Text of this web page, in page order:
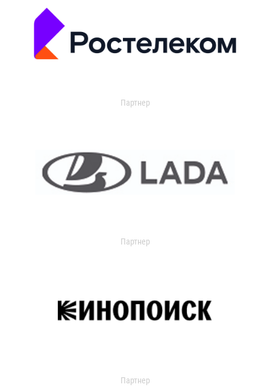
Партнер
Партнер
Партнер